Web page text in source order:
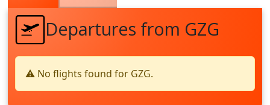
Departures from GZG
⚠️ No flights found for GZG.